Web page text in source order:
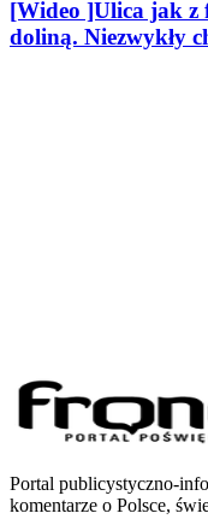
[Wideo ]Ulica jak z
doliną. Niezwykły
Portal publicystyczno-
komentarze o Polsce,